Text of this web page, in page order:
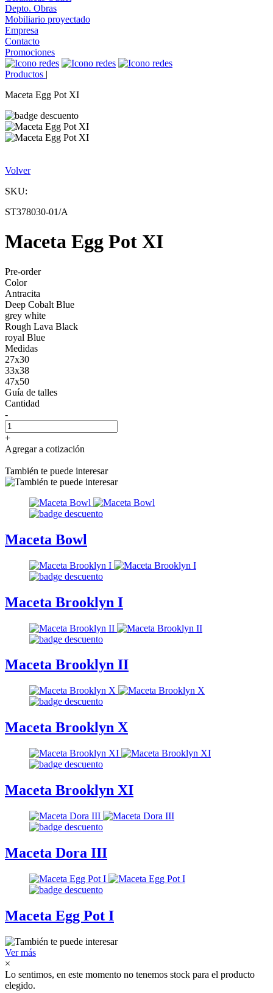
Depto. Obras
Mobiliario proyectado
Empresa
Contacto
Promociones
Productos |
Maceta Egg Pot XI
Volver
SKU:
ST378030-01/A
Maceta Egg Pot XI
Pre-order
Color
Antracita
Deep Cobalt Blue
grey white
Rough Lava Black
royal Blue
Medidas
27x30
33x38
47x50
Guía de talles
Cantidad
-
+
Agregar a cotización
También te puede interesar
Maceta Bowl
Maceta Brooklyn I
Maceta Brooklyn II
Maceta Brooklyn X
Maceta Brooklyn XI
Maceta Dora III
Maceta Egg Pot I
Ver más
×
Lo sentimos, en este momento no tenemos stock para el producto
elegido.